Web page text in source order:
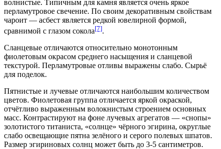
волнистые. Типичным для камня является очень яркое
перламутровое свечение. По своим декоративным свойствам
чароит — асбест является редкой ювелирной формой,
сравнимой с глазом сокола[7].
Сланцевые отличаются относительно монотонным
фиолетовым окрасом среднего насыщения и сланцевой
текстурой. Перламутровые отливы выражены слабо. Сырьё
для поделок.
Пятнистые и лучевые отличаются наибольшим количеством
цветов. Фиолетовая группа отличается яркой окраской,
отчётливо выраженным волокнистым строением основных
масс. Контрастируют на фоне лучевых агрегатов — «снопы»
золотистого титаниста, «солнце» чёрного эгирина, округлые
слабо освещающие пятна зелёного и серого полевых шпатов.
Размер эгириновых солнц может быть до 3-5 сантиметров.